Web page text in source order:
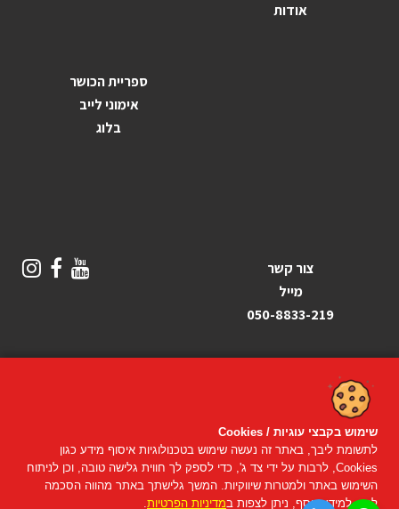
אודות
ספריית הכושר
אימוני לייב
בלוג
צור קשר
מייל
050-8833-219
© כל הזכויות שמורותפיטנס אונליין2019–2026
קניה מאובטחת
שימוש בקבצי עוגיות / Cookies
לתשומת ליבך, באתר זה נעשה שימוש בטכנולוגיות איסוף מידע כגון
Cookies, לרבות על ידי צד ג', כדי לספק לך חווית גלישה טובה, וכן לניתוח
השימוש באתר ולמטרות שיווקיות. המשך גלישתך באתר מהווה הסכמה
לכך. למידע נוסף, ניתן לצפות במדיניות הפרטיות.